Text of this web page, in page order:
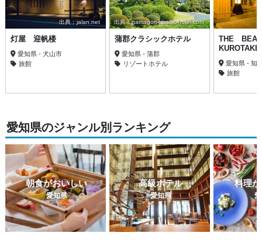
出典：jalan.net
灯屋 迎帆楼
愛知県 - 犬山市
旅館
出典：gamagori-classic-hotel.com
蒲郡クラシックホテル
愛知県 - 蒲郡
リゾートホテル
THE
愛知県 - 知
旅館
愛知県のジャンル別ランキング
朝食がおいしい
愛知県
高級ホテル
愛知県
料理